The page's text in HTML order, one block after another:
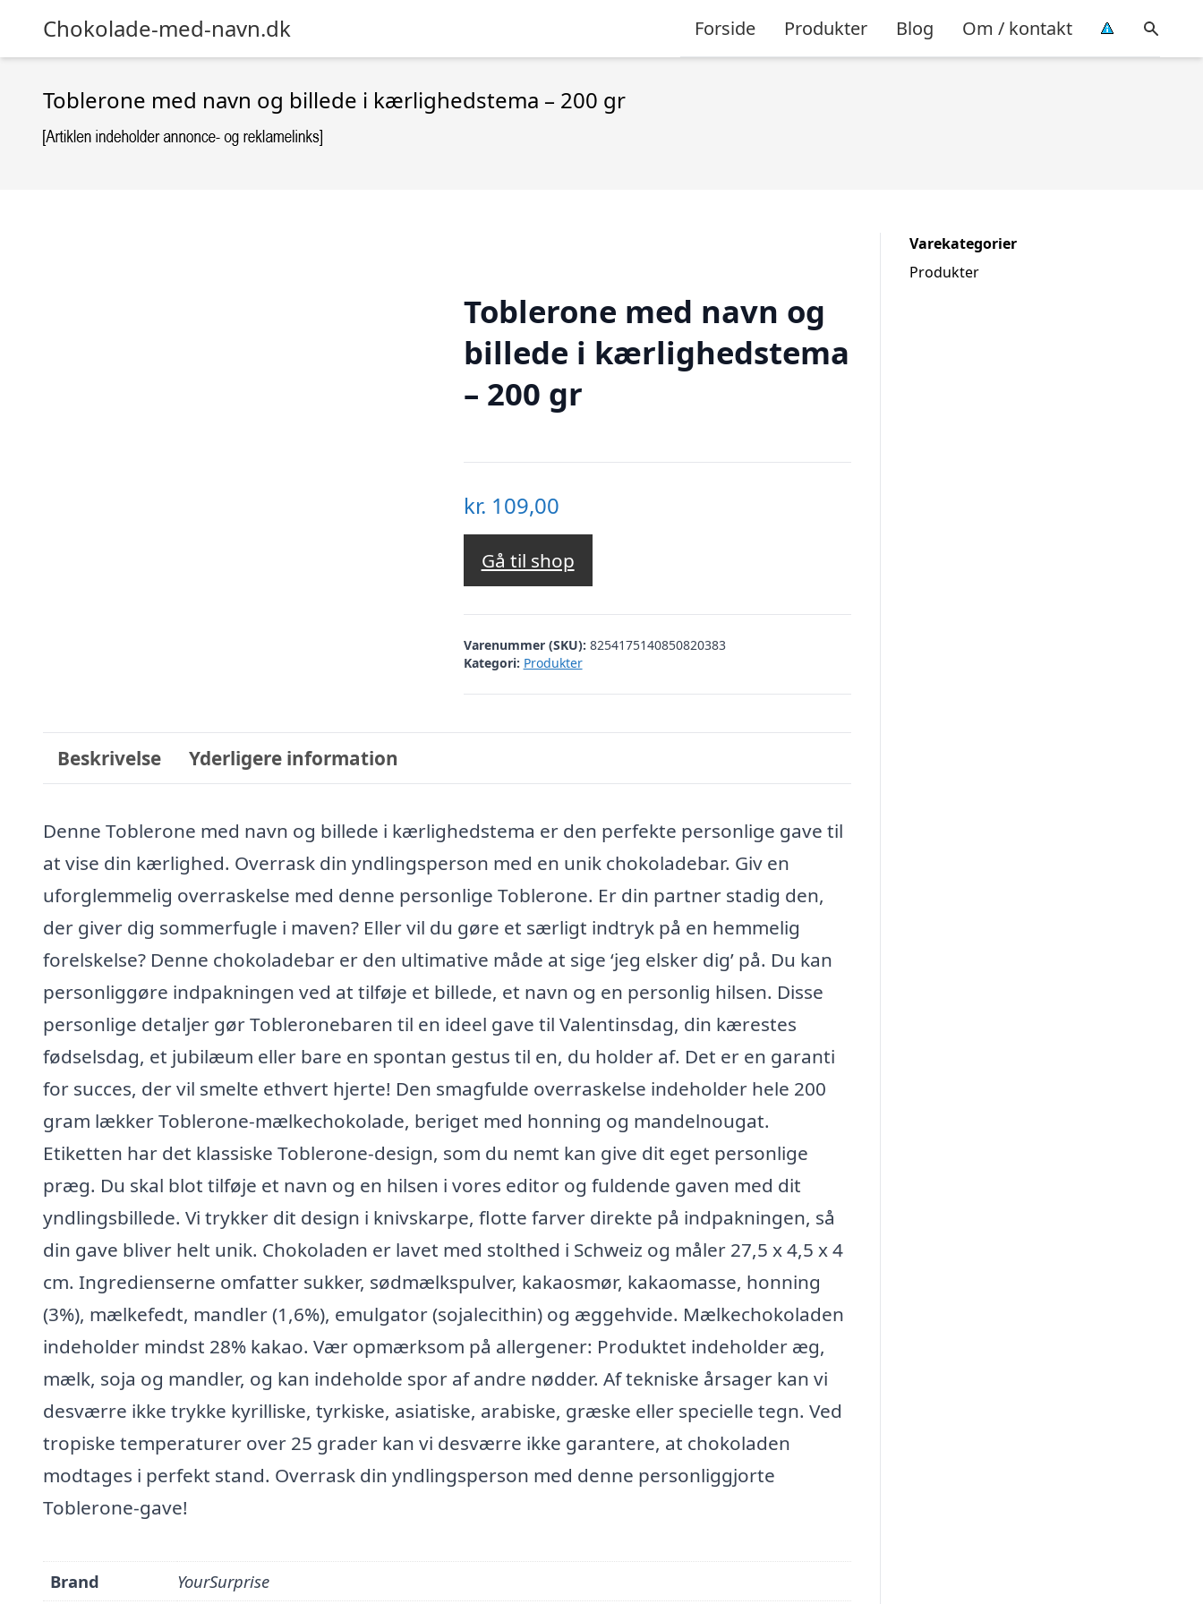
Chokolade-med-navn.dk Forside Produkter Blog Om / kontakt
Toblerone med navn og billede i kærlighedstema – 200 gr
Toblerone med navn og
billede i kærlighedstema
– 200 gr
kr. 109,00
Gå til shop
Varenummer (SKU): 8254175140850820383
Kategori: Produkter
Beskrivelse Yderligere information
Denne Toblerone med navn og billede i kærlighedstema er den perfekte personlige gave til
at vise din kærlighed. Overrask din yndlingsperson med en unik chokoladebar. Giv en
uforglemmelig overraskelse med denne personlige Toblerone. Er din partner stadig den,
der giver dig sommerfugle i maven? Eller vil du gøre et særligt indtryk på en hemmelig
forelskelse? Denne chokoladebar er den ultimative måde at sige ‘jeg elsker dig’ på. Du kan
personliggøre indpakningen ved at tilføje et billede, et navn og en personlig hilsen. Disse
personlige detaljer gør Tobleronebaren til en ideel gave til Valentinsdag, din kærestes
fødselsdag, et jubilæum eller bare en spontan gestus til en, du holder af. Det er en garanti
for succes, der vil smelte ethvert hjerte! Den smagfulde overraskelse indeholder hele 200
gram lækker Toblerone-mælkechokolade, beriget med honning og mandelnougat.
Etiketten har det klassiske Toblerone-design, som du nemt kan give dit eget personlige
præg. Du skal blot tilføje et navn og en hilsen i vores editor og fuldende gaven med dit
yndlingsbillede. Vi trykker dit design i knivskarpe, flotte farver direkte på indpakningen, så
din gave bliver helt unik. Chokoladen er lavet med stolthed i Schweiz og måler 27,5 x 4,5 x 4
cm. Ingredienserne omfatter sukker, sødmælkspulver, kakaosmør, kakaomasse, honning
(3%), mælkefedt, mandler (1,6%), emulgator (sojalecithin) og æggehvide. Mælkechokoladen
indeholder mindst 28% kakao. Vær opmærksom på allergener: Produktet indeholder æg,
mælk, soja og mandler, og kan indeholde spor af andre nødder. Af tekniske årsager kan vi
desværre ikke trykke kyrilliske, tyrkiske, asiatiske, arabiske, græske eller specielle tegn. Ved
tropiske temperaturer over 25 grader kan vi desværre ikke garantere, at chokoladen
modtages i perfekt stand. Overrask din yndlingsperson med denne personliggjorte
Toblerone-gave!
Brand YourSurprise
Varekategorier
Produkter